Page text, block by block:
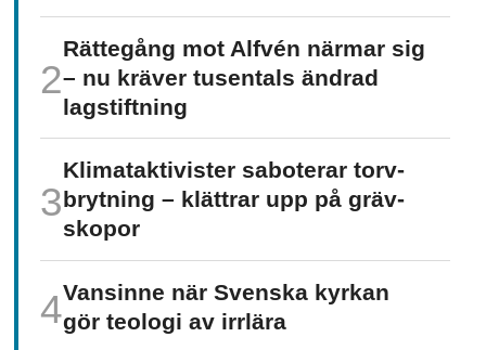
Rättegång mot Alfvén närmar sig
– nu kräver tusentals ändrad
lagstiftning
Klimat­aktivister saboterar torv­
brytning – klättrar upp på gräv­
skopor
Vansinne när Svenska kyrkan
gör teologi av irrlära